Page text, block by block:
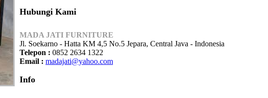
Hubungi Kami
MADA JATI FURNITURE
Jl. Soekarno - Hatta KM 4,5 No.5 Jepara, Central Java - Indonesia
Telepon : 0852 2634 1322
Email : madajati@yahoo.com
Info